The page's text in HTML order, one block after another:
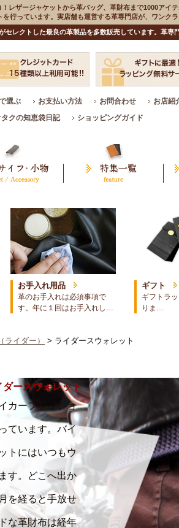
レザージャケットから革バッグ、革財布まで1000アイテ
行っています。実店舗も運営する革専門店が、ワンク
レクトした最良の革製品を多数販売しています。革専
選ぶ お支払い方法 お問合わせ
お店紹
クの知恵袋日記
ショッピングガイド
お手入れ用品
革のお手入れは必須事項で
す。年に１回はお手入れし…
ギフト
ギフトラ
りま…
ライダー） > ライダースウォレット
ースウォレット
カーファッショ
ています。バイ
トにはいつもウ
す。どこへ出か
を経ると手放せ
な革財布は経年